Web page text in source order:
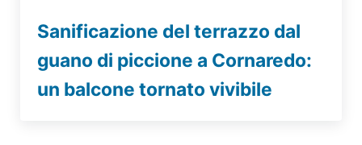
Sanificazione del terrazzo dal
guano di piccione a Cornaredo:
un balcone tornato vivibile